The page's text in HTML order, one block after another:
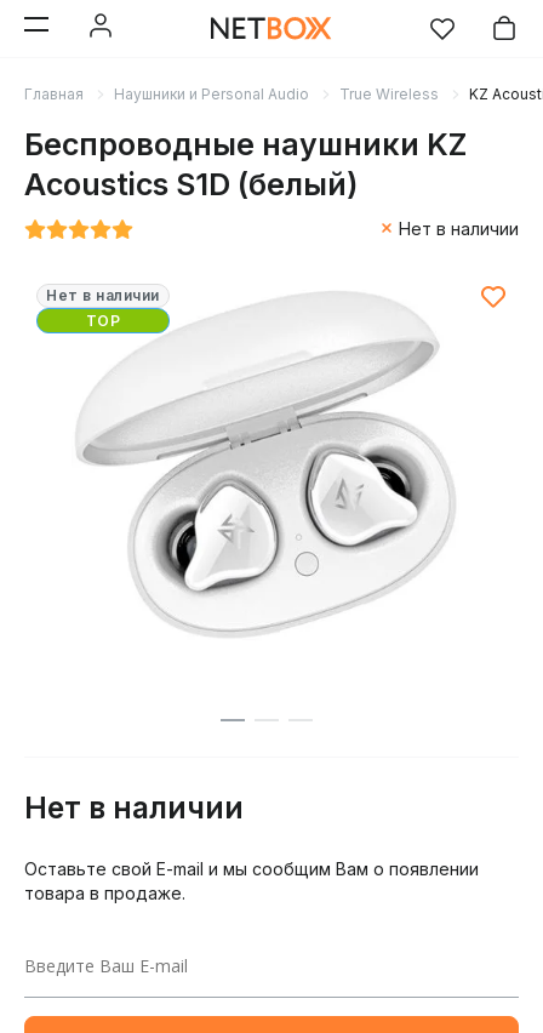
Главная Наушники и Personal Audio True Wireless KZ
Беспроводные наушники KZ
Acoustics S1D (белый)
Нет в наличии
Нет в наличии
TOP
Нет в наличии
Оставьте свой E-mail и мы сообщим Вам о появлении
товара в продаже.